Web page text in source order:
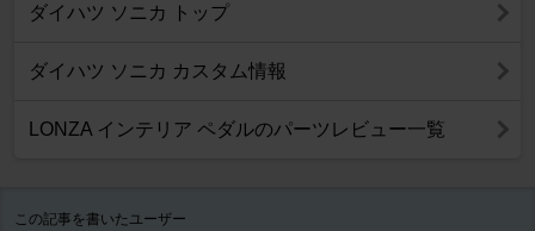
ダイハツ ソニカ トップ
ダイハツ ソニカ カスタム情報
LONZA インテリア ペダルのパーツレビュー一覧
この記事を書いたユーザー